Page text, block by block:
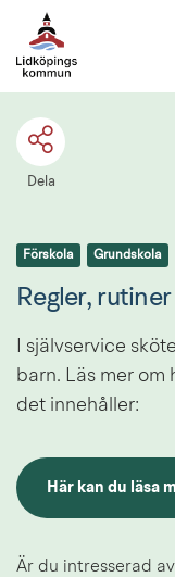
Dela
Förskola Grundskola
Regler,
I självservice
barn. Läs mer om
det innehåller:
Här kan du läsa
Är du intresserad